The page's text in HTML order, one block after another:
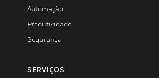
Automação
Produtividade
Segurança
SERVIÇOS